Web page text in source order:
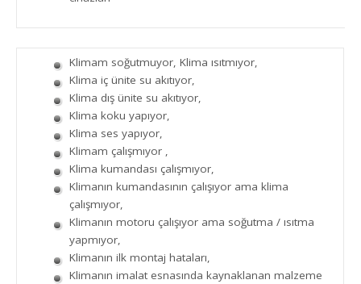
Klimam soğutmuyor, Klima ısıtmıyor,
Klima iç ünite su akıtıyor,
Klima dış ünite su akıtıyor,
Klima koku yapıyor,
Klima ses yapıyor,
Klimam çalışmıyor ,
Klima kumandası çalışmıyor,
Klimanın kumandasının çalışıyor ama klima
çalışmıyor,
Klimanın motoru çalışıyor ama soğutma / ısıtma
yapmıyor,
Klimanın ilk montaj hataları,
Klimanın imalat esnasında kaynaklanan malzeme